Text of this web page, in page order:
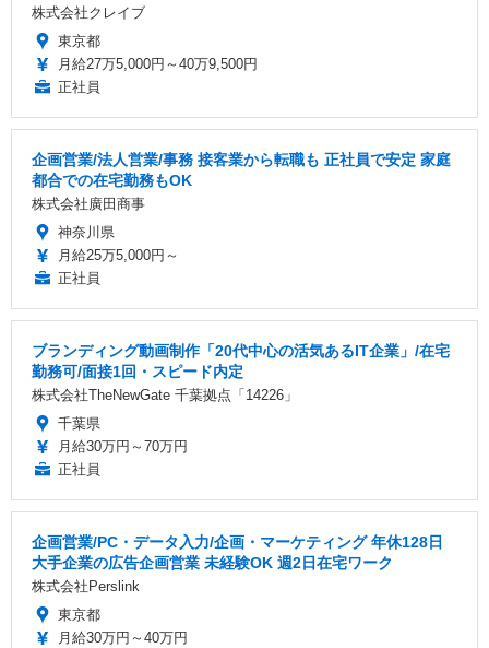
株式会社クレイブ
東京都
月給27万5,000円～40万9,500円
正社員
企画営業/法人営業/事務 接客業から転職も 正社員で安定 家庭
都合での在宅勤務もOK
株式会社廣田商事
神奈川県
月給25万5,000円～
正社員
ブランディング動画制作「20代中心の活気あるIT企業」/在宅
勤務可/面接1回・スピード内定
株式会社TheNewGate 千葉拠点「14226」
千葉県
月給30万円～70万円
正社員
企画営業/PC・データ入力/企画・マーケティング 年休128日
大手企業の広告企画営業 未経験OK 週2日在宅ワーク
株式会社Perslink
東京都
月給30万円～40万円